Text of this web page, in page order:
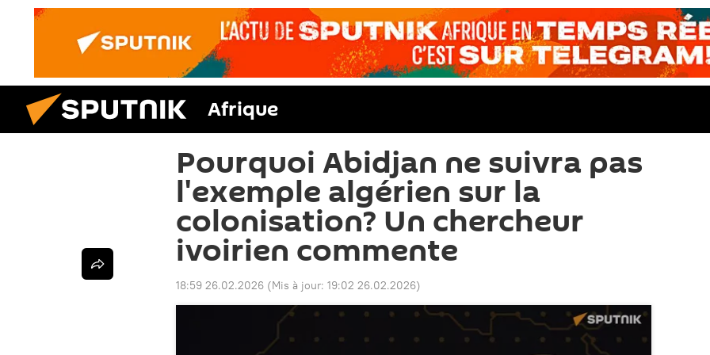
Afrique
Pourquoi Abidjan ne suivra pas
l'exemple algérien sur la
colonisation? Un chercheur
ivoirien commente
18:59 26.02.2026 (Mis à jour: 19:02 26.02.2026)